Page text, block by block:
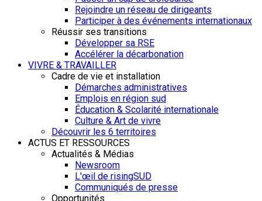
Rejoindre un réseau de dirigeants
Participer à des événements internationaux
Réussir ses transitions
Développer sa RSE
Accélérer la décarbonation
VIVRE & TRAVAILLER
Cadre de vie et installation
Démarches administratives
Emplois en région sud
Éducation & Scolarité internationale
Culture & Art de vivre
Découvrir les 6 territoires
ACTUS ET RESSOURCES
Actualités & Médias
Newsroom
L'œil de risingSUD
Communiqués de presse
Opportunités